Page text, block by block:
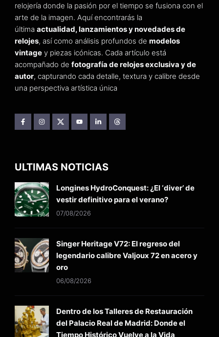
relojería donde la pasión por el tiempo se fusiona con el
arte de la imagen. Aquí encontrarás la
última actualidad, lanzamientos y novedades de
relojes, así como análisis profundos de modelos
vintage y piezas icónicas. Cada artículo está
acompañado de fotografía de relojes exclusiva y de
autor, capturando cada detalle, textura y calibre desde
una perspectiva artística única
ULTIMAS NOTICIAS
Longines HydroConquest: ¿El ‘diver’ de
vestir definitivo para el verano?
07/08/2026
Singer Heritage V72: El regreso del
legendario calibre Valjoux 72 en acero y
oro
06/08/2026
Dentro de los Talleres de Restauración
del Palacio Real de Madrid: Donde el
Tiempo Histórico Vuelve a la Vida